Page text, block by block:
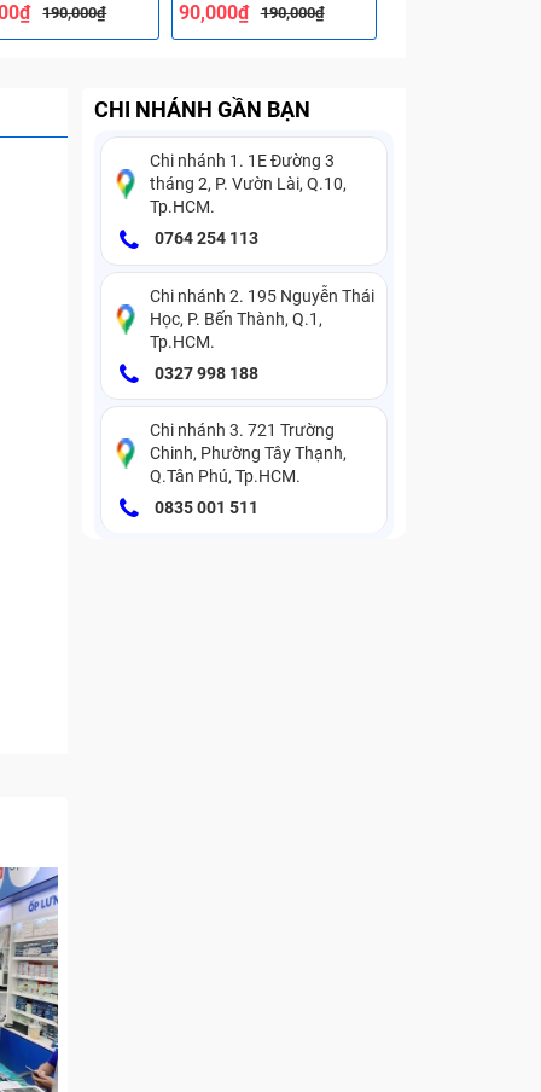
190,000₫ 90,000₫ 190,000₫
CHI NHÁNH GẦN BẠN
Chi nhánh 1. 1E Đường 3
tháng 2, P. Vườn Lài, Q.10,
Tp.HCM.
0764 254 113
Chi nhánh 2. 195 Nguyễn Thái
Học, P. Bến Thành, Q.1,
Tp.HCM.
0327 998 188
Chi nhánh 3. 721 Trường
Chinh, Phường Tây Thạnh,
Q.Tân Phú, Tp.HCM.
0835 001 511